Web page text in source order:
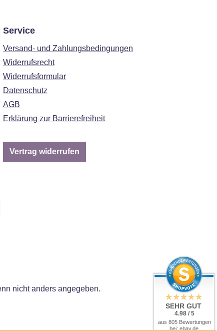
Service
Versand- und Zahlungsbedingungen
Widerrufsrecht
Widerrufsformular
Datenschutz
AGB
Erklärung zur Barrierefreiheit
Vertrag widerrufen
nicht anders angegeben.
SEHR GUT
4.98 / 5
aus 805 Bewertungen
bei: ebay.de,